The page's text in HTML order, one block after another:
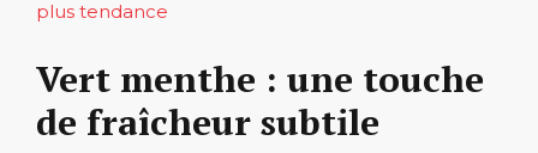
plus tendance
Vert menthe : une touche
de fraîcheur subtile